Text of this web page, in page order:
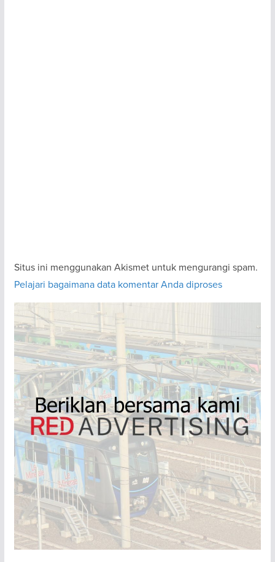
Situs ini menggunakan Akismet untuk mengurangi spam.
Pelajari bagaimana data komentar Anda diproses